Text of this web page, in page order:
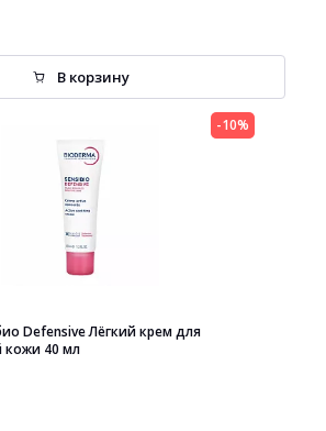
В корзину
Defensive Лёгкий крем для
кожи 40 мл
-10%